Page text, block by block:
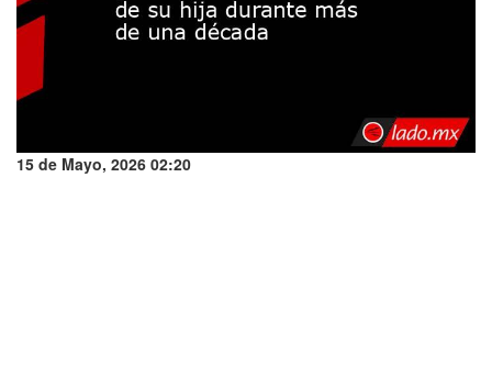
15 de Mayo, 2026 02:20